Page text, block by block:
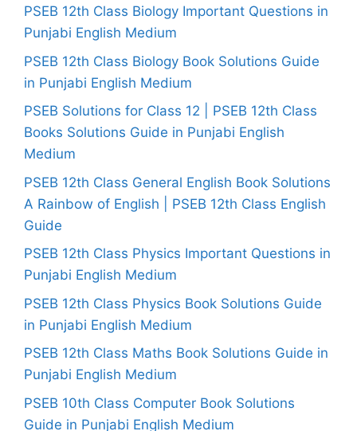
PSEB 12th Class Biology Important Questions in
Punjabi English Medium
PSEB 12th Class Biology Book Solutions Guide
in Punjabi English Medium
PSEB Solutions for Class 12 | PSEB 12th Class
Books Solutions Guide in Punjabi English
Medium
PSEB 12th Class General English Book Solutions
A Rainbow of English | PSEB 12th Class English
Guide
PSEB 12th Class Physics Important Questions in
Punjabi English Medium
PSEB 12th Class Physics Book Solutions Guide
in Punjabi English Medium
PSEB 12th Class Maths Book Solutions Guide in
Punjabi English Medium
PSEB 10th Class Computer Book Solutions
Guide in Punjabi English Medium